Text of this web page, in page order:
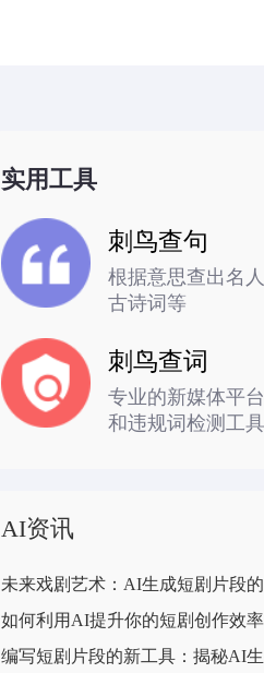
实用工具
刺鸟查句
根据意思查出名人
古诗词等
刺鸟查词
专业的新媒体平
和违规词检测工具
AI资讯
未来戏剧艺术：AI生成短剧片段
如何利用AI提升你的短剧创作效率
编写短剧片段的新工具：揭秘AI